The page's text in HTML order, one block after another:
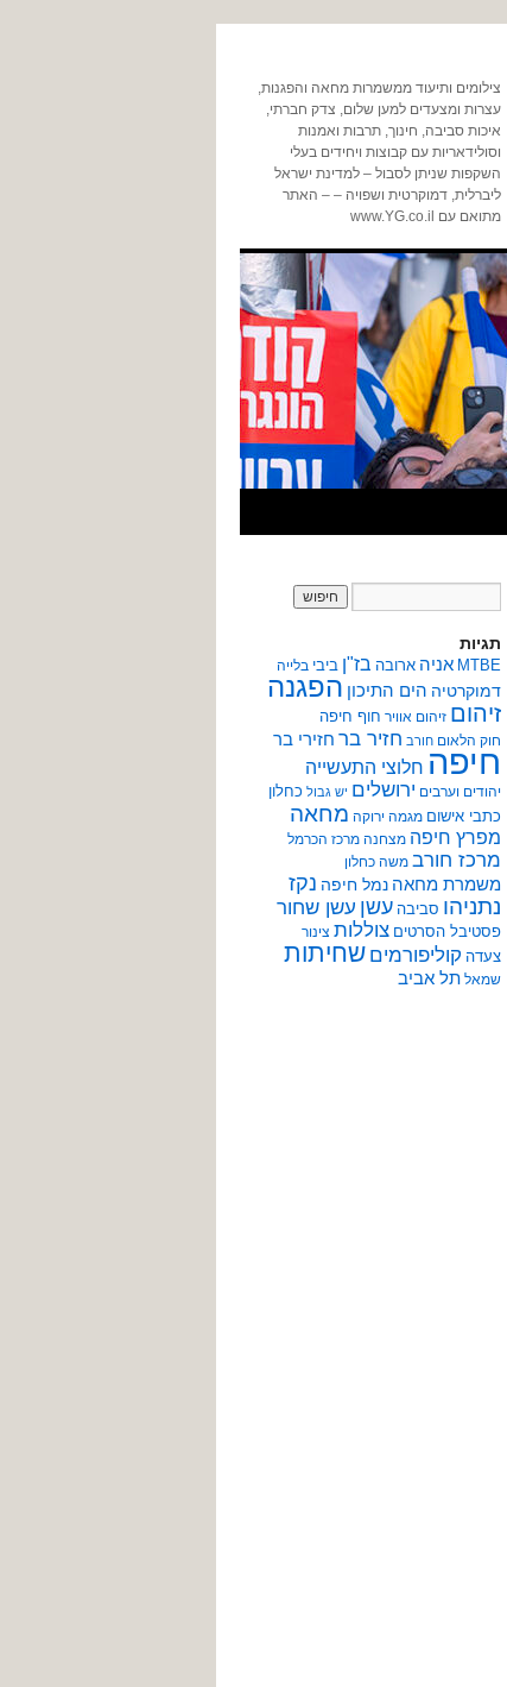
צילומים ותיעוד ממשמרות מחאה והפגנות,
עצרות ומצעדים למען שלום, צדק חברתי,
איכות סביבה, חינוך, תרבות ואמנות
וסולידאריות עם קבוצות ויחידים בעלי
השקפות שניתן לסבול – למדינת ישראל
ליברלית, דמוקרטית ושפויה – – האתר
מתואם עם www.YG.co.il
תגיות
MTBE אניה ארובה בז"ן ביבי בלייה
דמוקרטיה הים התיכון הפגנה
זיהום זיהום אוויר חוף חיפה
חוק הלאום חורב חזיר בר חזירי בר
חיפה חלוצי התעשייה
יהודים וערבים ירושלים יש גבול כחלון
כתבי אישום מגמה ירוקה מחאה
מפרץ חיפה מצחנה מרכז הכרמל
מרכז חורב משה כחלון
משמרת מחאה נמל חיפה נקז
נתניהו סביבה עשן עשן שחור
פסטיבל הסרטים צוללות צינור
צעדה קוליפורמים שחיתות
שמאל תל אביב